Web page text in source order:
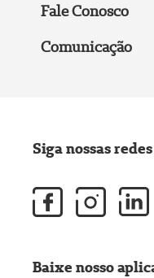
Fale Conosco
Comunicação
Siga nossas
Baixe nosso